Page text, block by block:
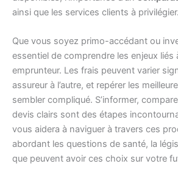
ainsi que les services clients à privilégier.
Que vous soyez primo-accédant ou
essentiel de comprendre les enjeux liés
emprunteur. Les frais peuvent varier
assureur à l’autre, et repérer les
sembler compliqué. S’informer,
devis clairs sont des étapes
vous aidera à naviguer à travers ces
abordant les questions de santé, la
que peuvent avoir ces choix sur votre